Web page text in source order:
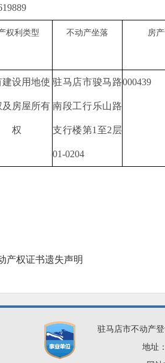
权利类型 不动产坐落 房
建设用地使
及房屋所有
权
驻马店市骏马路
南段工行乐山路
支行楼第1至2层
01-0204
000439
产权证书遗失声明
驻马店市不动产
地址